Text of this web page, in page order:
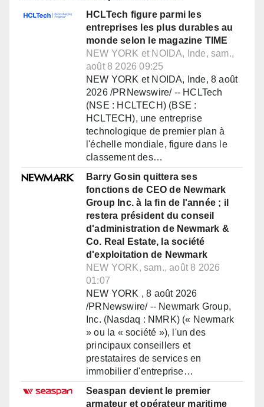
HCLTech figure parmi les
entreprises les plus durables au
monde selon le magazine TIME
NEW YORK et NOIDA, Inde, sam.,
août 8 2026 09:25
NEW YORK et NOIDA, Inde, 8 août
2026 /PRNewswire/ -- HCLTech
(NSE : HCLTECH) (BSE :
HCLTECH), une entreprise
technologique de premier plan à
l'échelle mondiale, figure dans le
classement des…
Barry Gosin quittera ses
fonctions de CEO de Newmark
Group Inc. à la fin de l'année ; il
restera président du conseil
d'administration de Newmark &
Co. Real Estate, la société
d'exploitation de Newmark
NEW YORK, sam., août 8 2026
01:07
NEW YORK , 8 août 2026
/PRNewswire/ -- Newmark Group,
Inc. (Nasdaq : NMRK) (« Newmark
» ou la « société »), l'un des
principaux conseillers et
prestataires de services en
immobilier d'entreprise…
Seaspan devient le premier
armateur et opérateur maritime